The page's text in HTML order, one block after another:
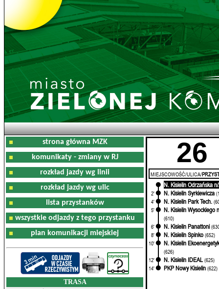
strona główna MZK
komunikaty - zmiany w RJ
rozkład jazdy wg linii
rozkład jazdy wg ulic
lista przystanków
wszystkie odjazdy z tego przystanku
plan komunikacji miejskiej
TRASA
26
MIEJSCOWOŚĆ/ULICA/
N. Kisielin Odrzańska
2' N. Kisielin Syrkiewicza
4'
N. Kisielin Park Tech.
5'
N. Kisielin Wysockiego
(610)
6'
N. Kisielin Panattoni
8'
N. Kisielin Spinko (652)
10'
N. Kisielin
(626)
12'
N. Kisielin IDEAL (625)
14'
PKP Nowy Kisielin (622)